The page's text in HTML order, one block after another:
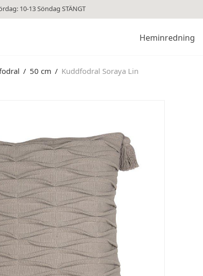
10-13 Söndag STÄNGT
Heminredning
/ 50 cm / Kuddfodral Soraya Lin